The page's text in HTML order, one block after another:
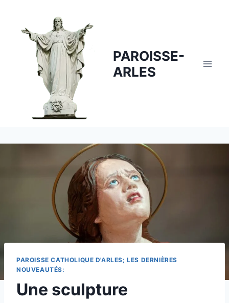
content
PAROISSE-
ARLES
PAROISSE CATHOLIQUE D'ARLES; LES DERNIÈRES
NOUVEAUTÉS:
Une sculpture